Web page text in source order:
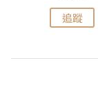
追蹤